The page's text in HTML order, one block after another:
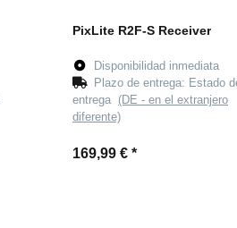
PixLite R2F-S Receiver
Disponibilidad inmediata
Plazo de entrega: Estado
entrega (DE - en el extranjero
diferente)
169,99 € *